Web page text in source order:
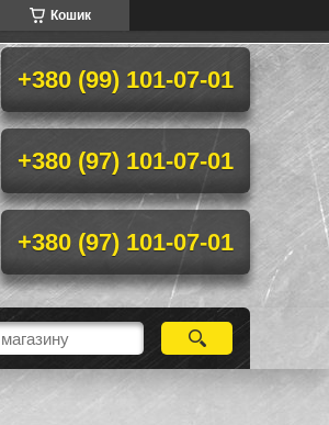
Кошик
+380 (99) 101-07-01
+380 (97) 101-07-01
+380 (97) 101-07-01